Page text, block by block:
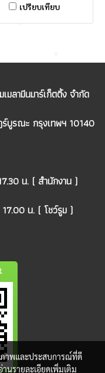
เปรียบเทียบ
ลามีนมาร์เก็ตติ้ง จำกัด
บูรณะ กรุงเทพฯ 10140
น. ( สำนักงาน )
น. ( โชว์รูม )
ภาพและประสบการณ์ที่ดี
นรายละเอียดเพิ่มเติม